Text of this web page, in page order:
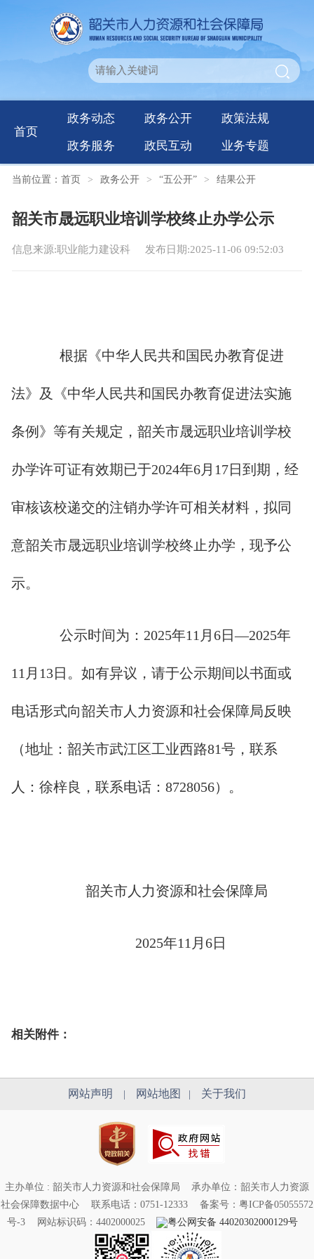
首页
政务动态 政务公开 政策法规
政务服务 政民互动 业务专题
当前位置： 首页 > 政务公开 > “五公开” > 结果公开
韶关市晟远职业培训学校终止办学公示
信息来源:职业能力建设科 发布日期:2025-11-06 09:52:03
根据《中华人民共和国民办教育促进
法》及《中华人民共和国民办教育促进法实施
条例》等有关规定，韶关市晟远职业培训学校
办学许可证有效期已于2024年6月17日到期，经
审核该校递交的注销办学许可相关材料，拟同
意韶关市晟远职业培训学校终止办学，现予公
示。
公示时间为：2025年11月6日―2025年
11月13日。如有异议，请于公示期间以书面或
电话形式向韶关市人力资源和社会保障局反映
（地址：韶关市武江区工业西路81号，联系
人：徐梓良，联系电话：8728056）。
韶关市人力资源和社会保障局
2025年11月6日
相关附件：
网站声明 网站地图 关于我们
主办单位 : 韶关市人力资源和社会保障局
承办单位：韶关市人力资源
社会保障数据中心
联系电话：0751-12333
备案号：粤ICP备05055572
号-3
网站标识码：4402000025 粤公网安备 44020302000129号